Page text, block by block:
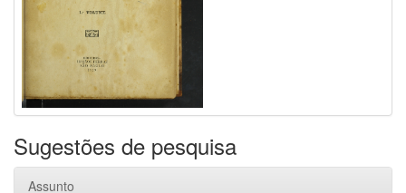
Sugestões de pesquisa
Assunto